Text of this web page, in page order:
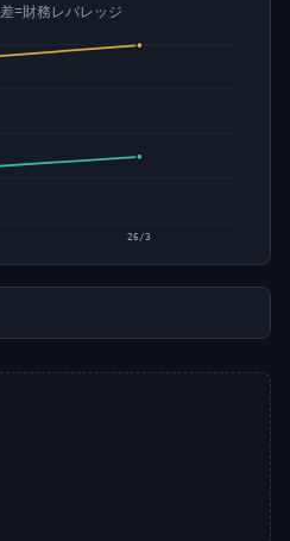
=財務レバレッジ
26/3